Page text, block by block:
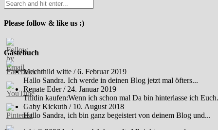
Please follow & like us :)
Gästebuch
Mechthild witte /6. Februar 2019
Hallo Sandra. Ich werde in deinen Blog jetzt mal öfters...
Renate Eder/ 24. Januar 2019
Tilidin kaufen:Wenn ich schon mal Da bin hinterlasse ich
Gaby Kickuth / 10. August 2018
Hallo Sandra, ich bin ganz begeistert von deinem Blog und...